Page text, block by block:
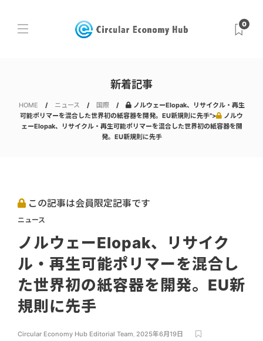
0
新着記事
HOME ニュース 国際
ノルウェーElopak、リサイクル・再生
可能ポリマーを混合した世界初の紙容器を開発。EU新規則に先手">
ノルウ
ェーElopak、リサイクル・再生可能ポリマーを混合した世界初の紙容器を開
発。EU新規則に先手
この記事は会員限定記事です
ニュース
ノルウェーElopak、リサイク
ル・再生可能ポリマーを混合し
た世界初の紙容器を開発。EU新
規則に先手
Circular Economy Hub Editorial Team, 2025年6月19日